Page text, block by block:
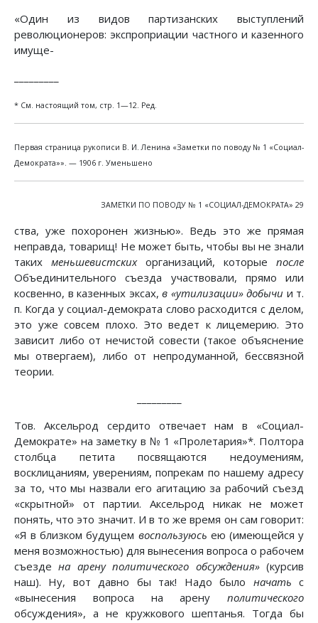
«Один из видов партизанских выступлений
революционеров: экспроприации частного и казенного
имуще-
* См. настоящий том, стр. 1—12. Ред.
Первая страница рукописи В. И. Ленина «Заметки по поводу № 1 «Социал-
Демократа»». — 1906 г. Уменьшено
ЗАМЕТКИ ПО ПОВОДУ № 1 «СОЦИАЛ-ДЕМОКРАТА» 29
ства, уже похоронен жизнью». Ведь это же прямая
неправда, товарищ! Не может быть, чтобы вы не знали
таких меньшевистскихорганизаций, которые после
Объединительного съезда участвовали, прямо или
косвенно, в казенных эксах, в «утилизации» добычи и т.
п. Когда у социал-демократа слово расходится с делом,
это уже совсем плохо. Это ведет к лицемерию. Это
зависит либо от нечистой совести (такое объяснение
мы отвергаем), либо от непродуманной, бессвязной
теории.
Тов. Аксельрод сердито отвечает нам в «Социал-
Демократе» на заметку в № 1 «Пролетария»*. Полтора
столбца петита посвящаются недоумениям,
восклицаниям, уверениям, попрекам по нашему адресу
за то, что мы назвали его агитацию за рабочий съезд
«скрытной» от партии. Аксельрод никак не может
понять, что это значит. И в то же время он сам говорит:
«Я в близком будущем воспользуюсь ею (имеющейся у
меня возможностью) для вынесения вопроса о рабочем
съездена арену политического обсуждения»(курсив
наш). Ну, вот давно бы так! Надо было начать с
«вынесения вопроса на арену политического
обсуждения», а не кружкового шептанья. Тогда бы